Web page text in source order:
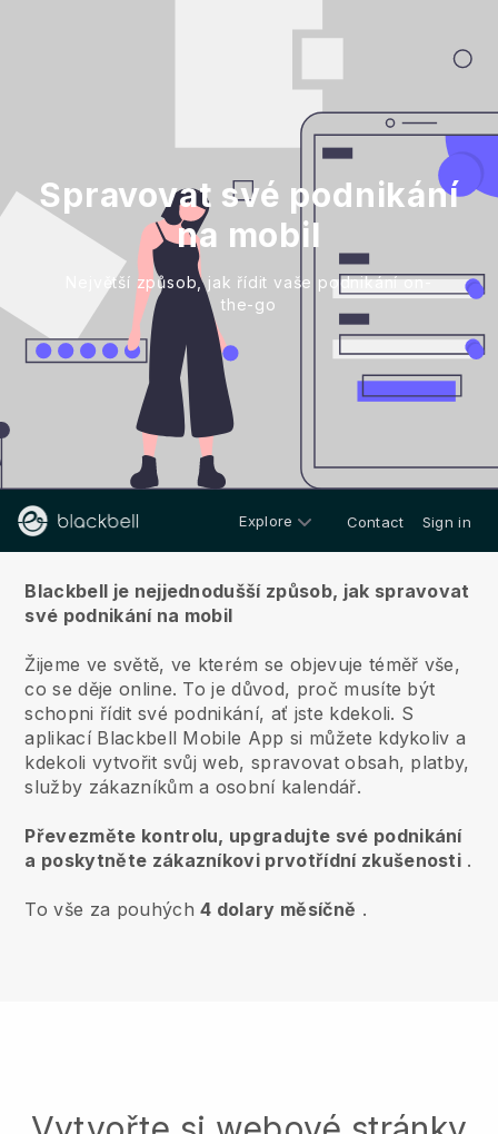
Spravovat své podnikání
na mobil
Největší způsob, jak řídit vaše podnikání on-
the-go
Explore Contact Sign in
Blackbell je nejjednodušší způsob, jak spravovat
své podnikání na mobil
Žijeme ve světě, ve kterém se objevuje téměř vše,
co se děje online. To je důvod, proč musíte být
schopni řídit své podnikání, ať jste kdekoli. S
aplikací Blackbell Mobile App si můžete kdykoliv a
kdekoli vytvořit svůj web, spravovat obsah, platby,
služby zákazníkům a osobní kalendář.
Převezměte kontrolu, upgradujte své podnikání
a poskytněte zákazníkovi prvotřídní zkušenosti .
To vše za pouhých4 dolary měsíčně .